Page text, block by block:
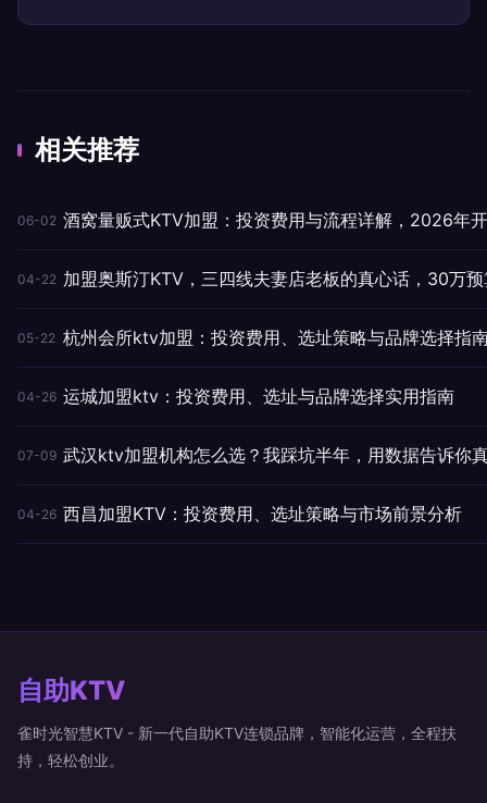
相关推荐
06-02 酒窝量贩式KTV加盟：投资费用与流程详解，2026年
04-22 加盟奥斯汀KTV，三四线夫妻店老板的真心话，30万
05-22 杭州会所ktv加盟：投资费用、选址策略与品牌选择指
04-26 运城加盟ktv：投资费用、选址与品牌选择实用指南
07-09 武汉ktv加盟机构怎么选？我踩坑半年，用数据告诉你
04-26 西昌加盟KTV：投资费用、选址策略与市场前景分析
自助KTV
雀时光智慧KTV - 新一代自助KTV连锁品牌，智能化运营，全程扶
持，轻松创业。